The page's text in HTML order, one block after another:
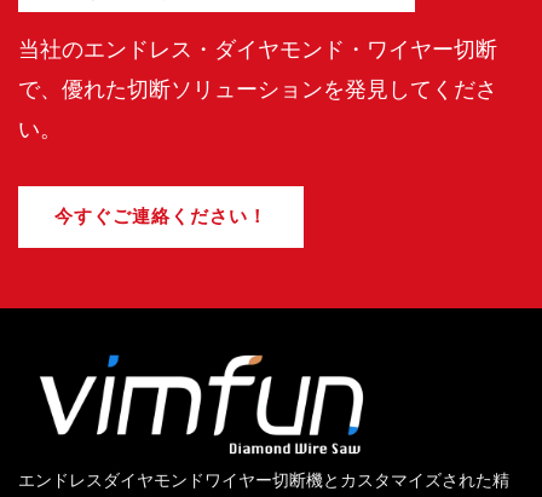
当社のエンドレス・ダイヤモンド・ワイヤー切断
で、優れた切断ソリューションを発見してくださ
い。
今すぐご連絡ください！
エンドレスダイヤモンドワイヤー切断機とカスタマイズされた精